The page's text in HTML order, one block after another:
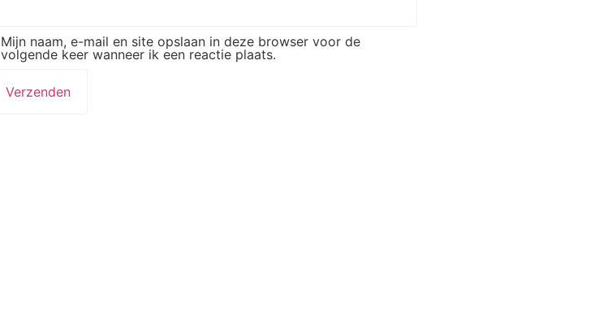
Mijn naam, e-mail en site opslaan in deze browser voor de
volgende keer wanneer ik een reactie plaats.